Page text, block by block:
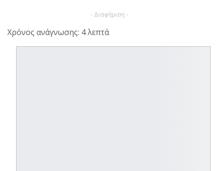
- Διαφήμιση -
Χρόνος ανάγνωσης: 4 λεπτά